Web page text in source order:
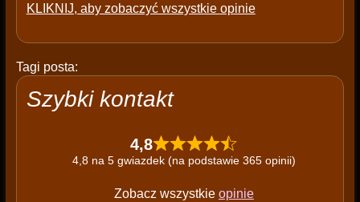
KLIKNIJ, aby zobaczyć wszystkie opinie
Tagi posta:
Szybki kontakt
4,8
4,8 na 5 gwiazdek (na podstawie 365 opinii)
Zobacz wszystkie opinie